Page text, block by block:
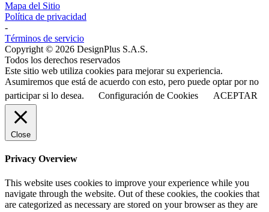
Mapa del Sitio
Política de privacidad
-
Términos de servicio
Copyright © 2026 DesignPlus S.A.S.
Todos los derechos reservados
Este sitio web utiliza cookies para mejorar su experiencia.
Asumiremos que está de acuerdo con esto, pero puede optar por no
participar si lo desea.
Configuración de Cookies ACEPTAR
Close
Privacy Overview
This website uses cookies to improve your experience while you
navigate through the website. Out of these cookies, the cookies that
are categorized as necessary are stored on your browser as they are